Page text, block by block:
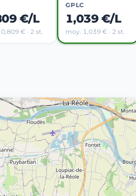
€/L
€ · 2 st.
GPLC
1,039 €/L
moy. 1,039 € · 2 st.